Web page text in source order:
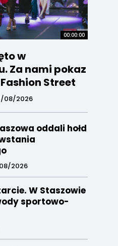
00:00:00
w
Za nami pokaz
Street
08/2026
oddali hołd
2026
W Staszowie
sportowo-